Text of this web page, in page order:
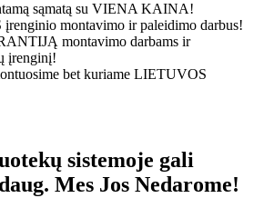
sąmatą su VIENA KAINA!
įrenginio montavimo ir paleidimo darbus!
montavimo darbams ir
įrenginį!
bet kuriame LIETUVOS
sistemoje gali
Mes Jos Nedarome!